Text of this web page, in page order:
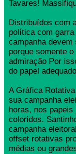
Tavares!
Distribuídos com
política com
campanha
porque somente
admiração Por
do papel
A Gráfica
sua campanha
horas, nos
coloridos.
campanha
offset rotativas
médias ou